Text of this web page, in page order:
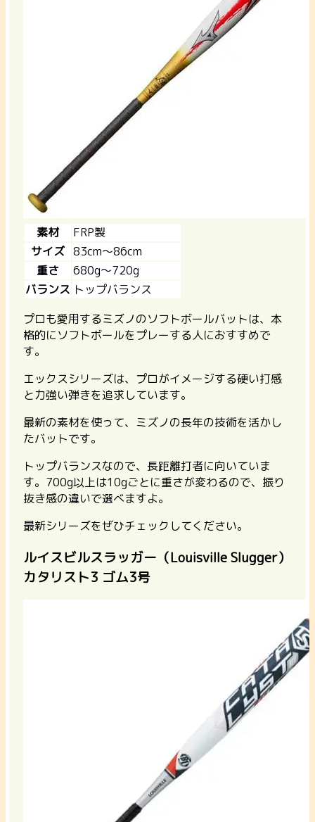
素材
FRP製
サイズ 83cm〜86cm
重さ
680g〜720g
バランス トップバランス
プロも愛用するミズノのソフトボールバットは、本
格的にソフトボールをプレーする人におすすめで
す。
エックスシリーズは、プロがイメージする硬い打感
と力強い弾きを追求しています。
最新の素材を使って、ミズノの長年の技術を活かし
たバットです。
トップバランスなので、長距離打者に向いていま
す。700g以上は10gごとに重さが変わるので、振り
抜き感の違いで選べますよ。
最新シリーズをぜひチェックしてください。
ルイスビルスラッガー（Louisville Slugger）
カタリスト3 ゴム3号